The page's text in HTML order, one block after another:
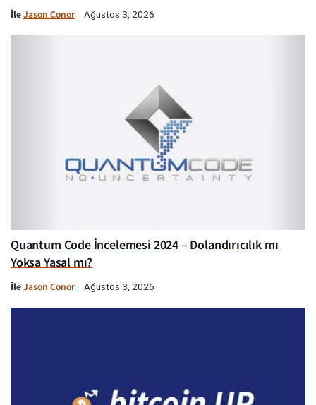
İleJason Conor Ağustos 3, 2026
Quantum Code İncelemesi 2024 – Dolandırıcılık mı
Yoksa Yasal mı?
İleJason Conor Ağustos 3, 2026